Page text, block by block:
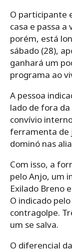
O participante
casa e passa
porém, está
sábado (28),
ganhará um
programa ao
A pessoa
lado de fora
convívio
ferramenta de
dominó nas
Com isso, a
pelo Anjo, um
Exilado Breno
O indicado
contragolpe.
um se salva.
O diferencial